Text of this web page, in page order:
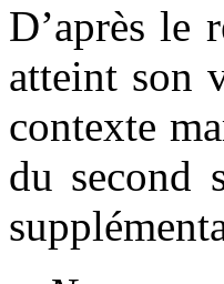
D’après le
atteint son
contexte
du second